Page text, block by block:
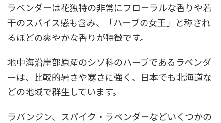
ラベンダーは花独特の非常にフローラルな香りや若
干のスパイス感も含み、「ハーブの女王」と称され
るほどの爽やかな香りが特徴です。
地中海沿岸部原産のシソ科のハーブであるラベンダ
ーは、比較的暑さや寒さに強く、日本でも北海道な
どの地域で群生しています。
ラバンジン、スパイク・ラベンダーなどいくつかの